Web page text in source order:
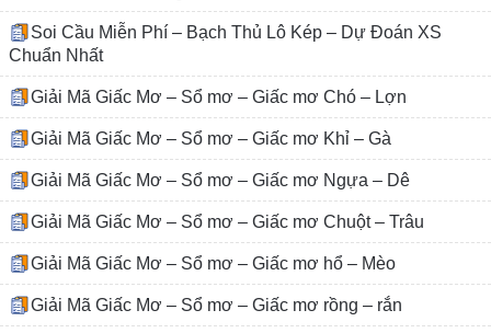
Soi Cầu Miễn Phí – Bạch Thủ Lô Kép – Dự Đoán XS
Chuẩn Nhất
Giải Mã Giấc Mơ – Sổ mơ – Giấc mơ Chó – Lợn
Giải Mã Giấc Mơ – Sổ mơ – Giấc mơ Khỉ – Gà
Giải Mã Giấc Mơ – Sổ mơ – Giấc mơ Ngựa – Dê
Giải Mã Giấc Mơ – Sổ mơ – Giấc mơ Chuột – Trâu
Giải Mã Giấc Mơ – Sổ mơ – Giấc mơ hổ – Mèo
Giải Mã Giấc Mơ – Sổ mơ – Giấc mơ rồng – rắn